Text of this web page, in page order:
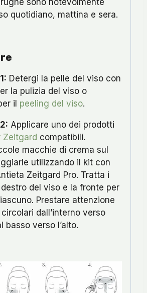
sono notevolmente
quotidiano, mattina e sera.
Detergi la pelle del viso con
la pulizia del viso o
il peeling del viso.
Applicare uno dei prodotti
Zeitgard compatibili.
macchie di crema sul
utilizzando il kit con
Zeitgard Pro. Tratta i
del viso e la fronte per
Prestare attenzione
dall’interno verso
basso verso l’alto.